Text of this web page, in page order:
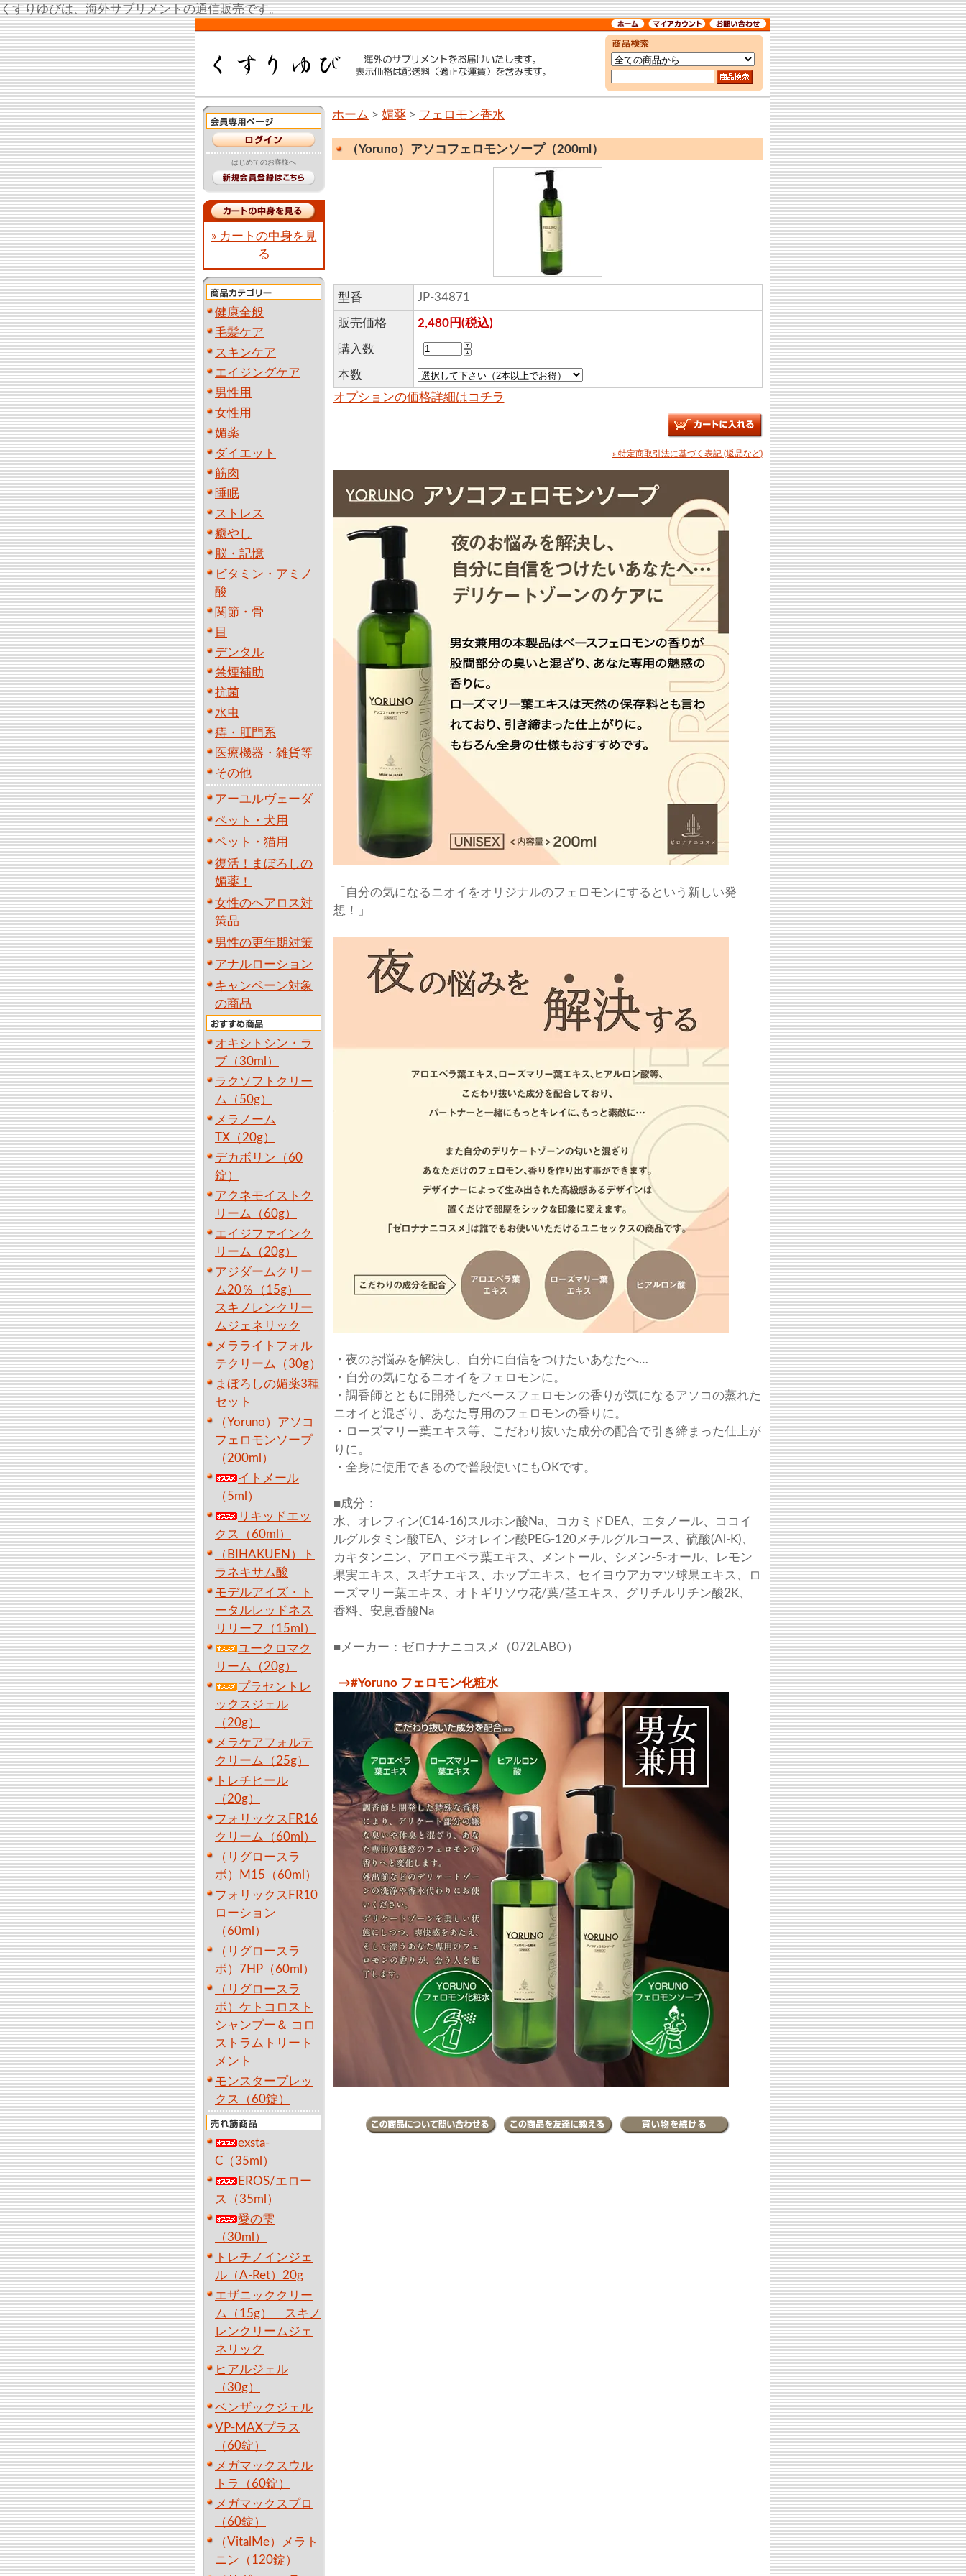
くすりゆびは、海外サプリメントの通信販売です。
はじめてのお客様へ
» カートの中身を見
る
健康全般
毛髪ケア
スキンケア
エイジングケア
男性用
女性用
媚薬
ダイエット
筋肉
睡眠
ストレス
癒やし
脳・記憶
ビタミン・アミノ
酸
関節・骨
目
デンタル
禁煙補助
抗菌
水虫
痔・肛門系
医療機器・雑貨等
その他
アーユルヴェーダ
ペット・犬用
ペット・猫用
復活！まぼろしの
媚薬！
女性のヘアロス対
策品
男性の更年期対策
アナルローション
キャンペーン対象
の商品
オキシトシン・ラ
ブ（30ml）
ラクソフトクリー
ム（50g）
メラノーム
TX（20g）
デカボリン（60
錠）
アクネモイストク
リーム（60g）
エイジファインク
リーム（20g）
アジダームクリー
ム20％（15g）
スキノレンクリー
ムジェネリック
メラライトフォル
テクリーム（30g）
まぼろしの媚薬3種
セット
（Yoruno）アソコ
フェロモンソープ
（200ml）
イトメール
（5ml）
リキッドエッ
クス（60ml）
（BIHAKUEN）ト
ラネキサム酸
モデルアイズ・ト
ータルレッドネス
リリーフ（15ml）
ユークロマク
リーム（20g）
プラセントレ
ックスジェル
（20g）
メラケアフォルテ
クリーム（25g）
トレチヒール
（20g）
フォリックスFR16
クリーム（60ml）
（リグロースラ
ボ）M15（60ml）
フォリックスFR10
ローション
（60ml）
（リグロースラ
ボ）7HP（60ml）
（リグロースラ
ボ）ケトコロスト
シャンプー＆ コロ
ストラムトリート
メント
モンスタープレッ
クス（60錠）
exsta-
C（35ml）
EROS/エロー
ス（35ml）
愛の雫
（30ml）
トレチノインジェ
ル（A-Ret）20g
エザニッククリー
ム（15g） スキノ
レンクリームジェ
ネリック
ヒアルジェル
（30g）
ベンザックジェル
VP-MAXプラス
（60錠）
メガマックスウル
トラ（60錠）
メガマックスプロ
（60錠）
（VitalMe）メラト
ニン（120錠）
ホーム > 媚薬 > フェロモン香水
（Yoruno）アソコフェロモンソープ（200ml）
型番 JP-34871
販売価格 2,480円(税込)
購入数
本数
オプションの価格詳細はコチラ
» 特定商取引法に基づく表記 (返品など)
「自分の気になるニオイをオリジナルのフェロモンにするという新しい発
想！」
・夜のお悩みを解決し、自分に自信をつけたいあなたへ…
・自分の気になるニオイをフェロモンに。
・調香師とともに開発したベースフェロモンの香りが気になるアソコの蒸れた
ニオイと混ざり、あなた専用のフェロモンの香りに。
・ローズマリー葉エキス等、こだわり抜いた成分の配合で引き締まった仕上が
りに。
・全身に使用できるので普段使いにもOKです。
■成分：
水、オレフィン(C14-16)スルホン酸Na、コカミドDEA、エタノール、ココイ
ルグルタミン酸TEA、ジオレイン酸PEG-120メチルグルコース、硫酸(Al-K)、
カキタンニン、アロエベラ葉エキス、メントール、シメン-5-オール、レモン
果実エキス、スギナエキス、ホップエキス、セイヨウアカマツ球果エキス、ロ
ーズマリー葉エキス、オトギリソウ花/葉/茎エキス、グリチルリチン酸2K、
香料、安息香酸Na
■メーカー：ゼロナナニコスメ（072LABO）
→#Yoruno フェロモン化粧水